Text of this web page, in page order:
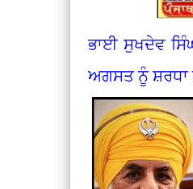
ਭਾਈ ਸੁਖਦੇਵ
ਅਗਸਤ ਨੂੰ ਸ਼ਰਧਾ